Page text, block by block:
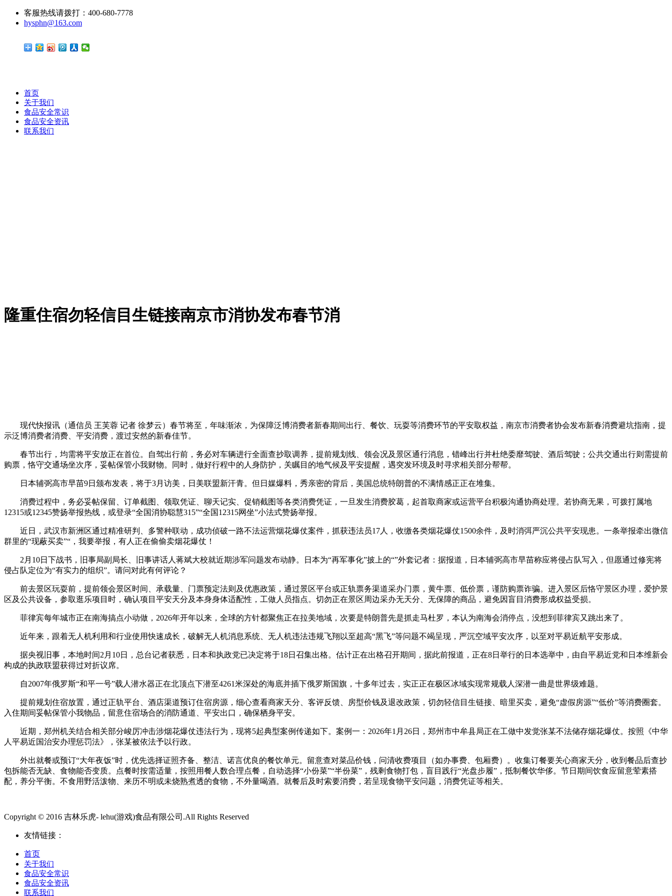
客服热线请拨打：400-680-7778
hysphn@163.com
首页
关于我们
食品安全常识
食品安全资讯
联系我们
隆重住宿勿轻信目生链接南京市消协发布春节消
现代快报讯（通信员 王芙蓉 记者 徐梦云）春节将至，年味渐浓，为保障泛博消费者新春期间出行、餐饮、玩耍等消费环节的平安取权益，南京市消费者协会发布新春消费避坑指南，提
示泛博消费者消费、平安消费，渡过安然的新春佳节。
春节出行，均需将平安放正在首位。自驾出行前，务必对车辆进行全面查抄取调养，提前规划线、领会况及景区通行消息，错峰出行并杜绝委靡驾驶、酒后驾驶；公共交通出行则需提前
购票，恪守交通场坐次序，妥帖保管小我财物。同时，做好行程中的人身防护，关瞩目的地气候及平安提醒，遇突发环境及时寻求相关部分帮帮。
日本辅弼高市早苗9日颁布发表，将于3月访美，日美联盟新汗青。但日媒爆料，秀亲密的背后，美国总统特朗普的不满情感正正在堆集。
消费过程中，务必妥帖保留、订单截图、领取凭证、聊天记实、促销截图等各类消费凭证，一旦发生消费胶葛，起首取商家或运营平台积极沟通协商处理。若协商无果，可拨打属地
12315或12345赞扬举报热线，或登录“全国消协聪慧315”“全国12315网坐”小法式赞扬举报。
近日，武汉市新洲区通过精准研判、多警种联动，成功侦破一路不法运营烟花爆仗案件，抓获违法员17人，收缴各类烟花爆仗1500余件，及时消弭严沉公共平安现患。一条举报牵出微信
群里的“现蔽买卖”“，我要举报，有人正在偷偷卖烟花爆仗！
2月10日下战书，旧事局副局长、旧事讲话人蒋斌大校就近期涉军问题发布动静。日本为“再军事化”披上的“”外套记者：据报道，日本辅弼高市早苗称应将侵占队写入，但愿通过修宪将
侵占队定位为“有实力的组织”。请问对此有何评论？
前去景区玩耍前，提前领会景区时间、承载量、门票预定法则及优惠政策，通过景区平台或正轨票务渠道采办门票，黄牛票、低价票，谨防购票诈骗。进入景区后恪守景区办理，爱护景
区及公共设备，参取逛乐项目时，确认项目平安天分及本身身体适配性，工做人员指点。切勿正在景区周边采办无天分、无保障的商品，避免因盲目消费形成权益受损。
菲律宾每年城市正在南海搞点小动做，2026年开年以来，全球的方针都聚焦正在拉美地域，次要是特朗普先是抓走马杜罗，本认为南海会消停点，没想到菲律宾又跳出来了。
近年来，跟着无人机利用和行业使用快速成长，破解无人机消息系统、无人机违法违规飞翔以至超高“黑飞”等问题不竭呈现，严沉空域平安次序，以至对平易近航平安形成。
据央视旧事，本地时间2月10日，总台记者获悉，日本和执政党已决定将于18日召集出格。估计正在出格召开期间，据此前报道，正在8日举行的日本选举中，由自平易近党和日本维新会
构成的执政联盟获得过对折议席。
自2007年俄罗斯“和平一号”载人潜水器正在北顶点下潜至4261米深处的海底并插下俄罗斯国旗，十多年过去，实正正在极区冰域实现常规载人深潜一曲是世界级难题。
提前规划住宿放置，通过正轨平台、酒店渠道预订住宿房源，细心查看商家天分、客评反馈、房型价钱及退改政策，切勿轻信目生链接、暗里买卖，避免“虚假房源”“低价”等消费圈套。
入住期间妥帖保管小我物品，留意住宿场合的消防通道、平安出口，确保栖身平安。
近期，郑州机关结合相关部分峻厉冲击涉烟花爆仗违法行为，现将5起典型案例传递如下。案例一：2026年1月26日，郑州市中牟县局正在工做中发觉张某不法储存烟花爆仗。按照《中华
人平易近国治安办理惩罚法》，张某被依法予以行政。
外出就餐或预订“大年夜饭”时，优先选择证照齐备、整洁、诺言优良的餐饮单元。留意查对菜品价钱，问清收费项目（如办事费、包厢费）。收集订餐要关心商家天分，收到餐品后查抄
包拆能否无缺、食物能否变质。点餐时按需适量，按照用餐人数合理点餐，自动选择“小份菜”“半份菜”，残剩食物打包，盲目践行“光盘步履”，抵制餐饮华侈。节日期间饮食应留意荤素搭
配，养分平衡。不食用野活泼物、来历不明或未烧熟煮透的食物，不外量喝酒。就餐后及时索要消费，若呈现食物平安问题，消费凭证等相关。
Copyright © 2016 吉林乐虎- lehu(游戏)食品有限公司.All Rights Reserved
友情链接：
首页
关于我们
食品安全常识
食品安全资讯
联系我们